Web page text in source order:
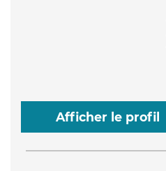
Afficher le profil